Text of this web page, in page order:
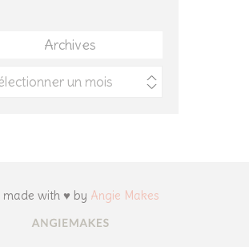
Archives
made with ♥ by Angie Makes